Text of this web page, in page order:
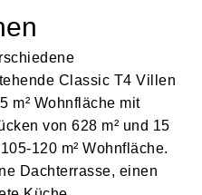
Classic T4 Villen
m² Wohnfläche mit
von 628 m² und 15
120 m² Wohnfläche.
Dachterrasse, einen